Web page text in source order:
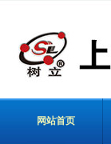
网站首页